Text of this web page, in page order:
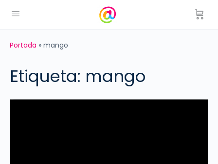
Portada » mango
Etiqueta: mango